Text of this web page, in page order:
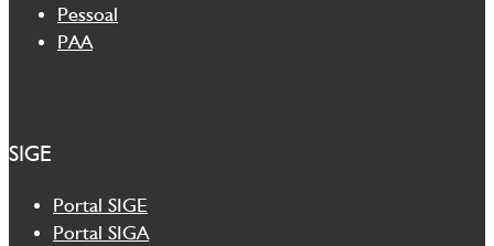
Pessoal
PAA
SIGE
Portal SIGE
Portal SIGA